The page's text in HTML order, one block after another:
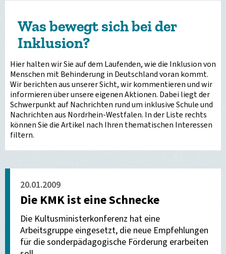
Was bewegt sich bei der
Inklusion?
Hier halten wir Sie auf dem Laufenden, wie die Inklusion von
Menschen mit Behinderung in Deutschland voran kommt.
Wir berichten aus unserer Sicht, wir kommentieren und wir
informieren über unsere eigenen Aktionen. Dabei liegt der
Schwerpunkt auf Nachrichten rund um inklusive Schule und
Nachrichten aus Nordrhein-Westfalen. In der Liste rechts
können Sie die Artikel nach Ihren thematischen Interessen
filtern.
20.01.2009
Die KMK ist eine Schnecke
Die Kultusministerkonferenz hat eine
Arbeitsgruppe eingesetzt, die neue Empfehlungen
für die sonderpädagogische Förderung erarbeiten